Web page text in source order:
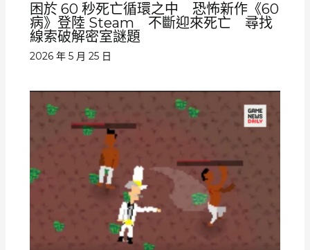
困於 60 秒死亡循環之中 恐怖新作《60
病》登陸 Steam 不斷迎來死亡 尋找
線索破解密室謎題
2026 年 5 月 25 日